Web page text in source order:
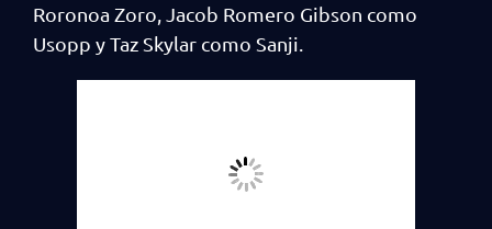
Roronoa Zoro, Jacob Romero Gibson como
Usopp y Taz Skylar como Sanji.